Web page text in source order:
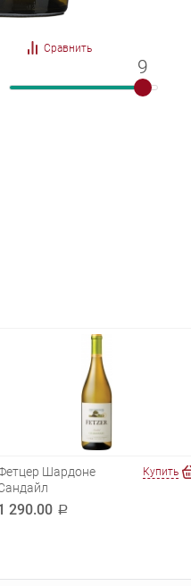
Сравнить
9
9
Шардоне
290.00 a
Купить